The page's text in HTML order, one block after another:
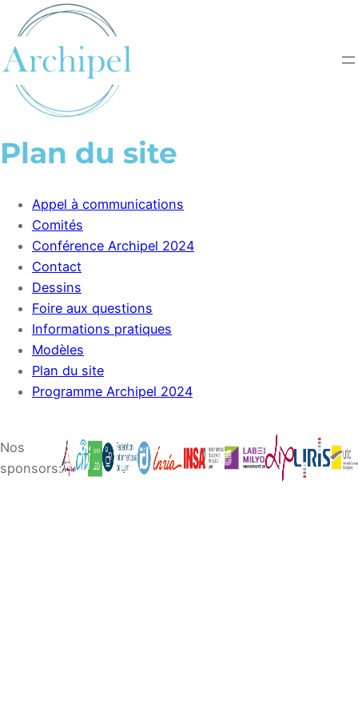
contenu
Plan du site
Appel à communications
Comités
Conférence Archipel 2024
Contact
Dessins
Foire aux questions
Informations pratiques
Modèles
Plan du site
Programme Archipel 2024
Nos
sponsors: